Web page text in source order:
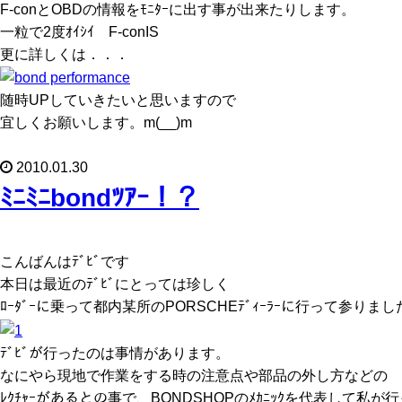
F-conとOBDの情報をﾓﾆﾀｰに出す事が出来たりします。
一粒で2度ｵｲｼｲ F-conIS
更に詳しくは．．．
随時UPしていきたいと思いますので
宜しくお願いします。m(__)m
2010.01.30
ﾐﾆﾐﾆbondﾂｱｰ！？
こんばんはﾃﾞﾋﾞです
本日は最近のﾃﾞﾋﾞにとっては珍しく
ﾛｰﾀﾞｰに乗って都内某所のPORSCHEﾃﾞｨｰﾗｰに行って参りまし
ﾃﾞﾋﾞが行ったのは事情があります。
なにやら現地で作業をする時の注意点や部品の外し方などの
ﾚｸﾁｬｰがあるとの事で、BONDSHOPのﾒｶﾆｯｸを代表して私が行